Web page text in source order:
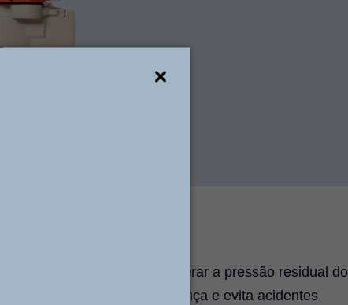
manual, projetada para liberar a pressão residual do
garante maior segurança e evita acidentes